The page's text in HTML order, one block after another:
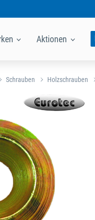
Aktionen
Schrauben Holzschrauben